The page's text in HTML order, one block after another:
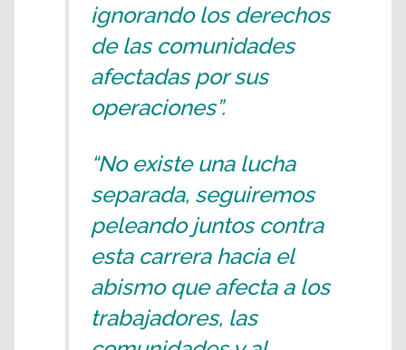
ignorando los derechos
de las comunidades
afectadas por sus
operaciones”.
“No existe una lucha
separada, seguiremos
peleando juntos contra
esta carrera hacia el
abismo que afecta a los
trabajadores, las